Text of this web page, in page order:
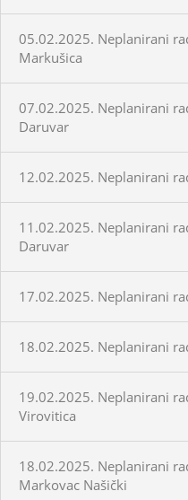
05.02.2025. Neplanirani
Markušica
07.02.2025. Neplanirani
Daruvar
12.02.2025. Neplanirani
11.02.2025. Neplanirani
Daruvar
17.02.2025. Neplanirani
18.02.2025. Neplanirani
19.02.2025. Neplanirani
Virovitica
18.02.2025. Neplanirani
Markovac Našički